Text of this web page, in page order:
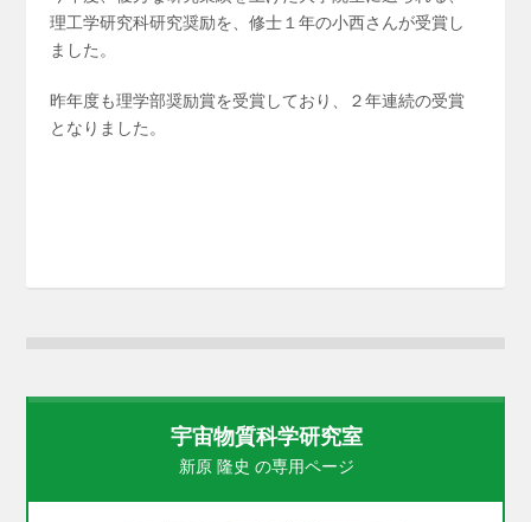
理工学研究科研究奨励を、修士１年の小西さんが受賞し
ました。
昨年度も理学部奨励賞を受賞しており、２年連続の受賞
となりました。
宇宙物質科学研究室
新原 隆史 の専用ページ